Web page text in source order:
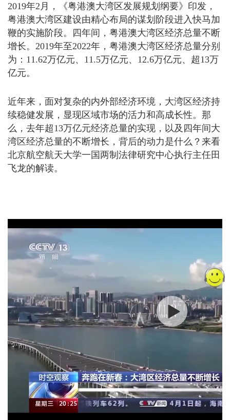
2019年2月，《粤港澳大湾区发展规划纲要》印发，
粤港澳大湾区建设由精心布局的谋划阶段进入快马加
鞭的实施阶段。四年间，粤港澳大湾区经济总量不断
增长。2019年至2022年，粤港澳大湾区经济总量分别
为：11.62万亿元、11.5万亿元、12.6万亿元、超13万
亿元。
近年来，面对复杂的内外部经济环境，大湾区经济持
续稳健发展，显现区域市场的活力和高成长性。那
么，去年超13万亿元经济总量的实现，以及四年间大
湾区经济总量的不断增长，背后的动力是什么？来看
北京航空航天大学一国两制法律研究中心执行主任田
飞龙的解读。